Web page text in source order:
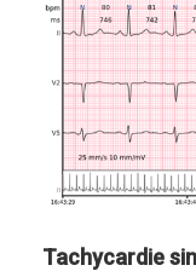
Tachycardie